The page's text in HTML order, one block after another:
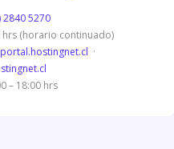
2840 5270
hrs (horario continuado)
·
– 18:00 hrs